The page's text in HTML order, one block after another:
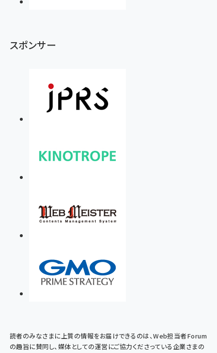
スポンサー
読者のみなさまに上質の情報をお届けできるのは、Web担当者Forum
の趣旨に賛同し、媒体としての運営にご協力くださっている企業さまの